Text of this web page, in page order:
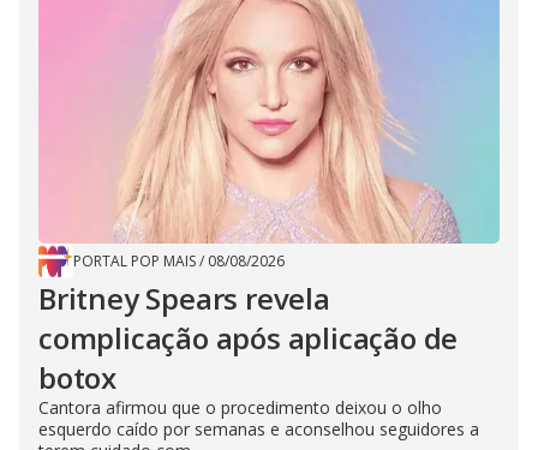
PORTAL POP MAIS/ 08/08/2026
Britney Spears revela
complicação após aplicação de
botox
Cantora afirmou que o procedimento deixou o olho
esquerdo caído por semanas e aconselhou seguidores a